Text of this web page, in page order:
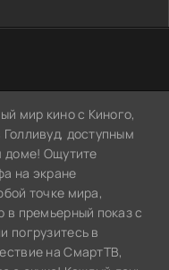
мир кино с Киного,
доступным
доме! Ощутите
на экране
точке мира,
в премьерный показ с
погрузитесь в
на СмартТВ,